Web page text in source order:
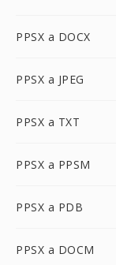
PPSX a DOCX
PPSX a JPEG
PPSX a TXT
PPSX a PPSM
PPSX a PDB
PPSX a DOCM